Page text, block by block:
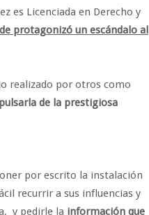
es Licenciada en Derecho y
protagonizó un escándalo al
realizado por otros como
de la prestigiosa
por escrito la instalación
recurrir a sus influencias y
y pedirle la información que